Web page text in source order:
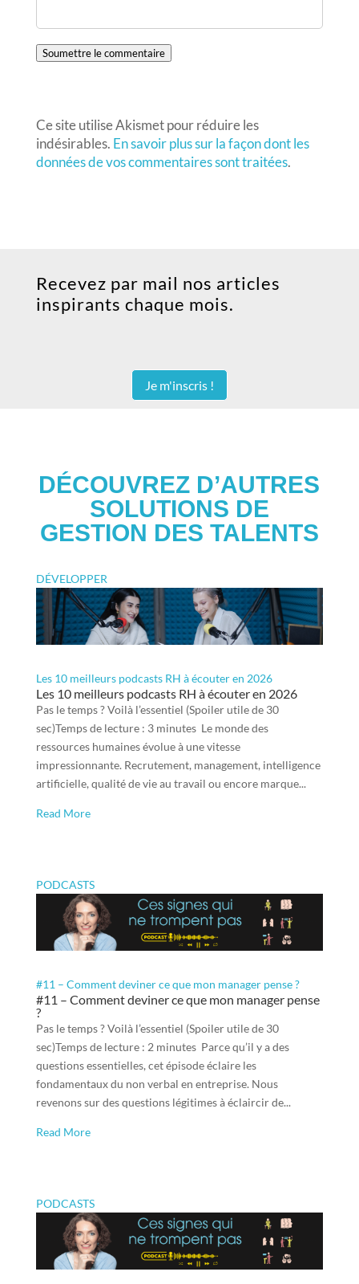
Soumettre le commentaire
Ce site utilise Akismet pour réduire les
indésirables. En savoir plus sur la façon dont les
données de vos commentaires sont traitées.
Recevez par mail nos articles
inspirants chaque mois.
Je m'inscris !
DÉCOUVREZ D’AUTRES
SOLUTIONS DE
GESTION DES TALENTS
DÉVELOPPER
Les 10 meilleurs podcasts RH à écouter en 2026
Les 10 meilleurs podcasts RH à écouter en 2026
Pas le temps ? Voilà l’essentiel (Spoiler utile de 30
sec)Temps de lecture : 3 minutes Le monde des
ressources humaines évolue à une vitesse
impressionnante. Recrutement, management, intelligence
artificielle, qualité de vie au travail ou encore marque...
Read More
PODCASTS
#11 – Comment deviner ce que mon manager pense ?
#11 – Comment deviner ce que mon manager pense
?
Pas le temps ? Voilà l’essentiel (Spoiler utile de 30
sec)Temps de lecture : 2 minutes Parce qu’il y a des
questions essentielles, cet épisode éclaire les
fondamentaux du non verbal en entreprise. Nous
revenons sur des questions légitimes à éclaircir de...
Read More
PODCASTS